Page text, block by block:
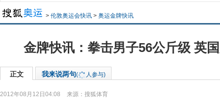
> 伦敦奥运会快讯 > 奥运金牌快讯
金牌快讯：拳击男子56公斤级 英
正文 我来说两句( 人参与)
2012年08月12日04:08 来源： 搜狐体育